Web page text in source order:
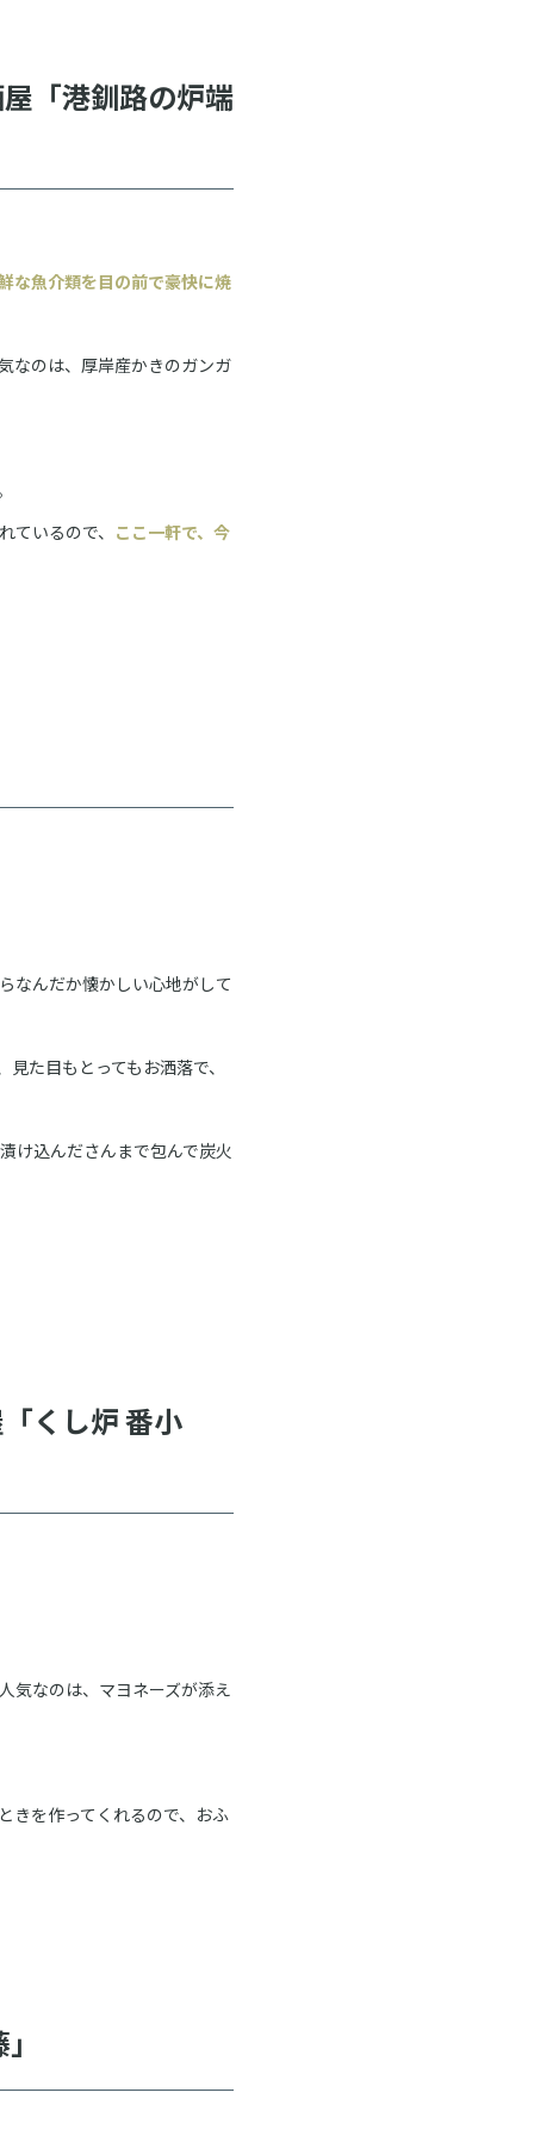
「港釧路の炉端
な魚介類を目の前で豪快に焼
なのは、厚岸産かきのガンガ
いるので、 ここ一軒で、今
なんだか懐かしい心地がして
た目もとってもお洒落で、
け込んださんまで包んで炭火
くし炉 番小
気なのは、マヨネーズが添え
きを作ってくれるので、おふ